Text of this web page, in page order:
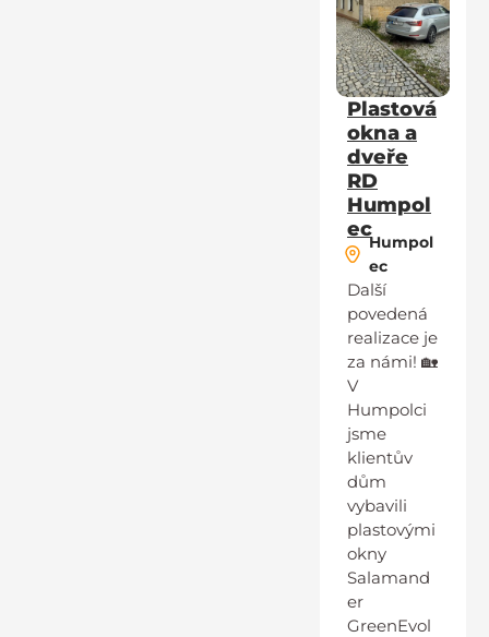
Plastová
okna a
dveře
RD
Humpol
ec
Humpol
ec
Další
povedená
realizace je
za námi! 🏡
V
Humpolci
jsme
klientův
dům
vybavili
plastovými
okny
Salamand
er
GreenEvol